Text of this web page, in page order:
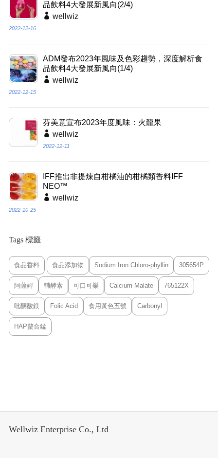
品飲料4大發展新風向(2/4)
wellwiz
2022-12-16
ADM發布2023年風味及色彩趨勢，深度解析食
品飲料4大發展新風向(1/4)
wellwiz
2022-12-15
芬美意宣布2023年度風味：火龍果
wellwiz
2022-12-11
IFF推出非提煉自柑橘油的柑橘類香料IFF
NEO™
wellwiz
2022-10-25
Tags 標籤
食品香料 食品添加物 Sodium Iron Chloro-phyllin 305654P
阿薩姆 輔酵素 可口可樂 Calcium Malate 765122X
吡酮酸鎂 Folic Acid 食用黃色五號 Carbonyl
HAP螯合錳
Wellwiz Enterprise Co., Ltd